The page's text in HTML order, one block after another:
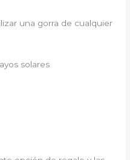
una gorra de cualquier
solares